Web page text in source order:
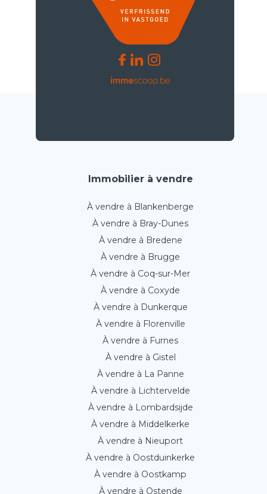
Immobilier à vendre
À vendre à Blankenberge
À vendre à Bray-Dunes
À vendre à Bredene
À vendre à Brugge
À vendre à Coq-sur-Mer
À vendre à Coxyde
À vendre à Dunkerque
À vendre à Florenville
À vendre à Furnes
À vendre à Gistel
À vendre à La Panne
À vendre à Lichtervelde
À vendre à Lombardsijde
À vendre à Middelkerke
À vendre à Nieuport
À vendre à Oostduinkerke
À vendre à Oostkamp
À vendre à Ostende